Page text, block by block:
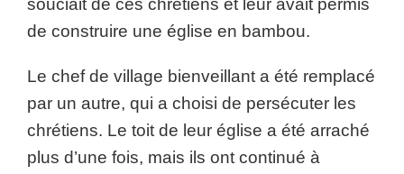
souciait de ces chrétiens et leur avait permis
de construire une église en bambou.
Le chef de village bienveillant a été remplacé
par un autre, qui a choisi de persécuter les
chrétiens. Le toit de leur église a été arraché
plus d’une fois, mais ils ont continué à